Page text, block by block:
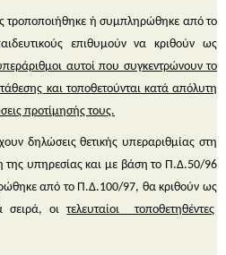
ή συμπληρώθηκε από το
επιθυμούννα κριθούν ως
αυτοί που συγκεντρώνουν το
και τοποθετούνται κατά απόλυτη
προτίμησής τους.
δηλώσεις θετικής υπεραριθμίας στη
της υπηρεσίας και με βάση το Π.Δ.50/96
από το Π.Δ.100/97, θα κριθούν ως
σειρά, οιτελευταίοι τοποθετηθέντες